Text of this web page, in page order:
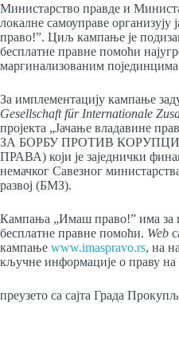
Министарство правде и
локалне самоуправе
право!”. Циљ кампање је
бесплатне правне помоћи
маргинализованим
За имплементацију кампање
Gesellschaft für Internationale
пројекта „Јачање владавине
ЗА БОРБУ ПРОТИВ
ПРАВА) који је заједнички
немачког Савезног
развој (БМЗ).
Кампања „Имаш право!” има за
бесплатне правне помоћи. Web
кампање www.imaspravo.rs, на
кључне информације о праву
преузето са сајта Града